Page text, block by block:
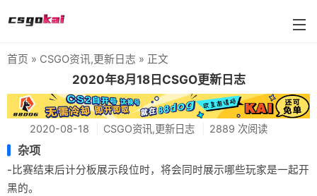
farmskins
88dog
flamecases
首页 » CSGO资讯,更新日志 » 正文
2020年8月18日CSGO更新日志
2020-08-18 CSGO资讯,更新日志 2889 次阅读
杂项
-比赛结束后计分板展示段位时，将会同时展示哪些玩家是一起开
黑的。